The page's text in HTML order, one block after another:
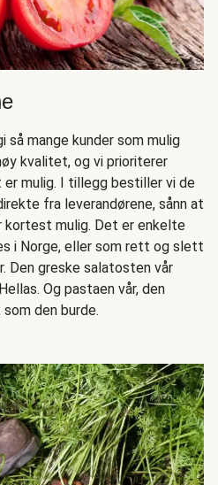
så mange kunder som mulig
kvalitet, og vi prioriterer
er mulig. I tillegg bestiller vi de
fra leverandørene, sånn at
mulig. Det er enkelte
i Norge, eller som rett og slett
Den greske salatosten vår
Og pastaen vår, den
den burde.